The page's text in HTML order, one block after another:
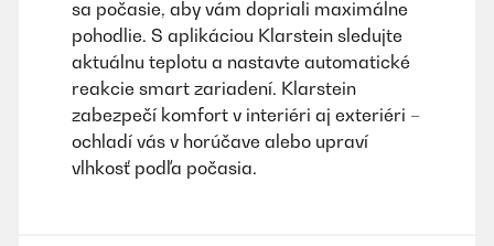
sa počasie, aby vám dopriali maximálne
pohodlie. S aplikáciou Klarstein sledujte
aktuálnu teplotu a nastavte automatické
reakcie smart zariadení. Klarstein
zabezpečí komfort v interiéri aj exteriéri –
ochladí vás v horúčave alebo upraví
vlhkosť podľa počasia.